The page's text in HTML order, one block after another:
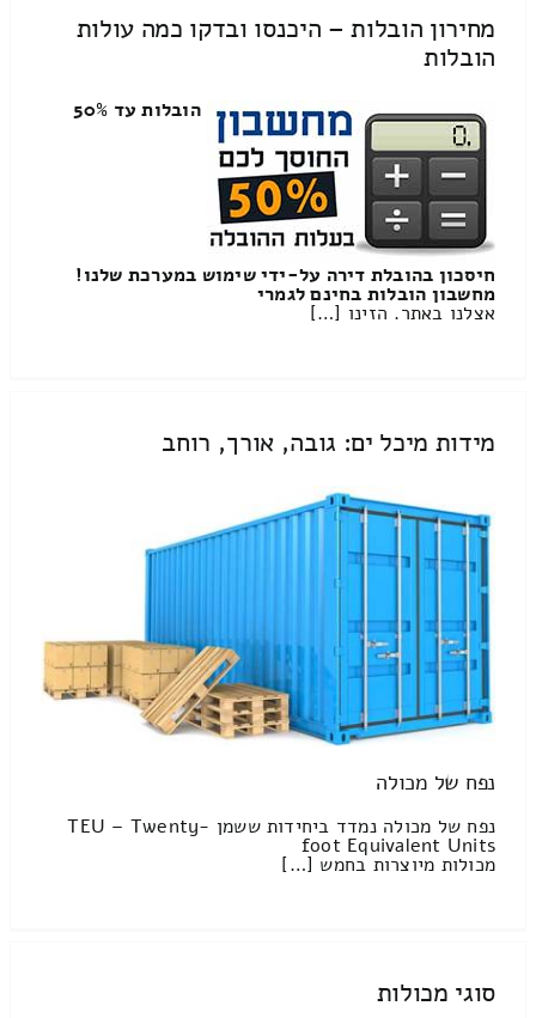
מחירון הובלות – היכנסו ובדקו כמה עולות
הובלות
הובלות עד 50%
חיסכון בהובלת דירה על-ידי שימוש במערכת שלנו!
מחשבון הובלות בחינם לגמרי
אצלנו באתר. הזינו […]
מידות מיכל ים: גובה, אורך, רוחב
נפח של מכולה
נפח של מכולה נמדד ביחידות ששמן TEU – Twenty-
foot Equivalent Units
מכולות מיוצרות בחמש […]
סוגי מכולות